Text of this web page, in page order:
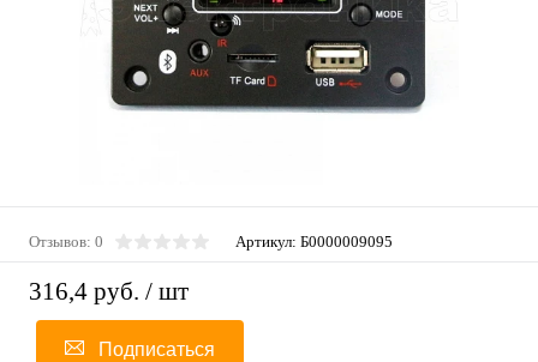
Отзывов: 0 Артикул: Б0000009095
316,4 руб. / шт
Подписаться